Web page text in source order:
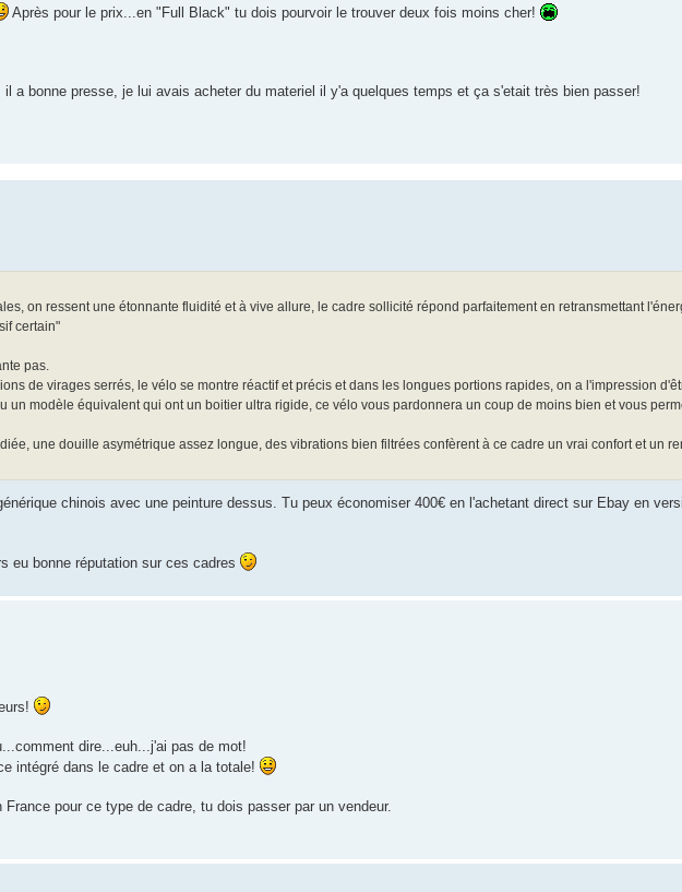
Après pour le prix...en "Full Black" tu dois pourvoir le trouver deux fois moins cher!
a bonne presse, je lui avais acheter du materiel il y'a quelques temps et ça s'etait très bien passer!
on ressent une étonnante fluidité et à vive allure, le cadre sollicité répond parfaitement en retransmettant
certain"
pas.
de virages serrés, le vélo se montre réactif et précis et dans les longues portions rapides, on a l'impression
un modèle équivalent qui ont un boitier ultra rigide, ce vélo vous pardonnera un coup de moins bien et vous
une douille asymétrique assez longue, des vibrations bien filtrées confèrent à ce cadre un vrai confort et un
chinois avec une peinture dessus. Tu peux économiser 400€ en l'achetant direct sur Ebay en
eu bonne réputation sur ces cadres
dire...euh...j'ai pas de mot!
intégré dans le cadre et on a la totale!
pour ce type de cadre, tu dois passer par un vendeur.